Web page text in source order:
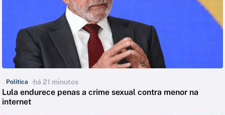
Política há 21 minutos
Lula endurece penas a crime sexual contra menor na
internet